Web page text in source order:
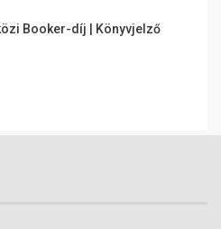
Booker-díj | Könyvjelző